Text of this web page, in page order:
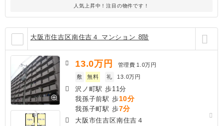
人気上昇中！注目の物件です！
大阪市住吉区南住吉４ マンション 8階
13.0万円 管理費 1.0万円
敷
無料 礼 13.0万円
沢ノ町駅 歩11分
我孫子前駅 歩10分
我孫子町駅 歩7分
大阪市住吉区南住吉４